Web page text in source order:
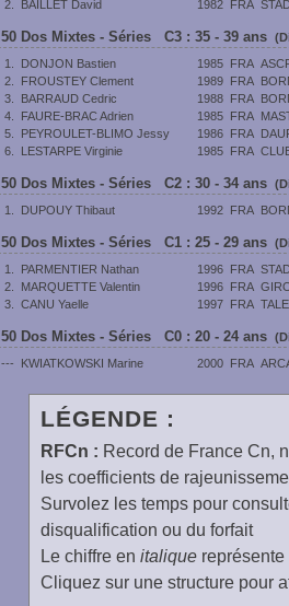
2.
BAILLET David 1982 FRA
50 Dos Mixtes - Séries C3 : 35 - 39 ans
1.
DONJON Bastien 1985 FRA
2.
FROUSTEY Clement 1989 FRA
3.
BARRAUD Cedric 1988 FRA
4.
FAURE-BRAC Adrien 1985 FRA
5.
PEYROULET-BLIMO Jessy 1986 FRA
6.
LESTARPE Virginie 1985 FRA
50 Dos Mixtes - Séries C2 : 30 - 34 ans
1.
DUPOUY Thibaut 1992 FRA
50 Dos Mixtes - Séries C1 : 25 - 29 ans
1.
PARMENTIER Nathan 1996 FRA
2.
MARQUETTE Valentin 1996 FRA
3.
CANU Yaelle 1997 FRA
50 Dos Mixtes - Séries C0 : 20 - 24 ans
---
KWIATKOWSKI Marine 2000 FRA
LÉGENDE :
RFCn : Record de France Cn,
les coefficients de
Survolez les temps pour
disqualification ou du forfait
Le chiffre en italiquereprésente
Cliquez sur une structure pour